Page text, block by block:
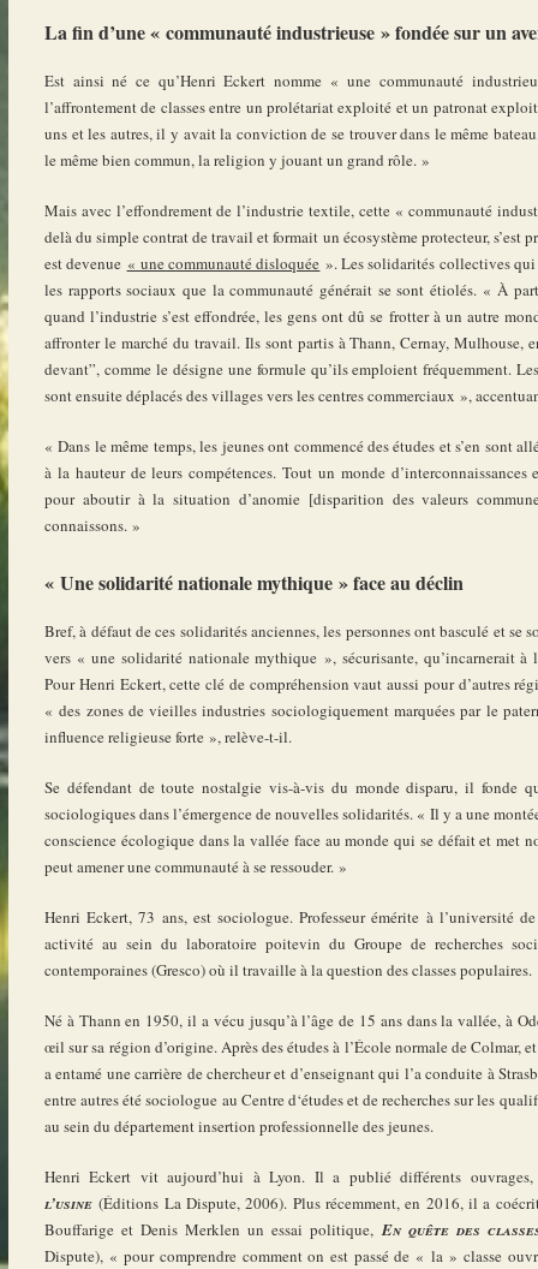
La fin d’une « communauté industrieuse » fondée sur un
Est ainsi né ce qu’Henri Eckert nomme « une communauté
l’affrontement de classes entre un prolétariat exploité et un patronat
uns et les autres, il y avait la conviction de se trouver dans le même
le même bien commun, la religion y jouant un grand rôle. »
Mais avec l’effondrement de l’industrie textile, cette « communauté
delà du simple contrat de travail et formait un écosystème protecteur, s’est
est devenue « une communauté disloquée ». Les solidarités collectives
les rapports sociaux que la communauté générait se sont étiolés. « À
quand l’industrie s’est effondrée, les gens ont dû se frotter à un autre
affronter le marché du travail. Ils sont partis à Thann, Cernay, Mulhouse,
devant”, comme le désigne une formule qu’ils emploient fréquemment.
sont ensuite déplacés des villages vers les centres commerciaux »,
« Dans le même temps, les jeunes ont commencé des études et s’en sont
à la hauteur de leurs compétences. Tout un monde d’interconnaissances
pour aboutir à la situation d’anomie [disparition des valeurs
connaissons. »
« Une solidarité nationale mythique » face au déclin
Bref, à défaut de ces solidarités anciennes, les personnes ont basculé et se
vers « une solidarité nationale mythique », sécurisante, qu’incarnerait à
Pour Henri Eckert, cette clé de compréhension vaut aussi pour d’autres
« des zones de vieilles industries sociologiquement marquées par le
influence religieuse forte », relève-t-il.
Se défendant de toute nostalgie vis-à-vis du monde disparu, il fonde
sociologiques dans l’émergence de nouvelles solidarités. « Il y a une
conscience écologique dans la vallée face au monde qui se défait et met
peut amener une communauté à se ressouder. »
Henri Eckert, 73 ans, est sociologue. Professeur émérite à l’université
activité au sein du laboratoire poitevin du Groupe de recherches
contemporaines (Gresco) où il travaille à la question des classes populaires.
Né à Thann en 1950, il a vécu jusqu’à l’âge de 15 ans dans la vallée, à
œil sur sa région d’origine. Après des études à l’École normale de Colmar,
a entamé une carrière de chercheur et d’enseignant qui l’a conduite à
entre autres été sociologue au Centre d‘études et de recherches sur les
au sein du département insertion professionnelle des jeunes.
Henri Eckert vit aujourd’hui à Lyon. Il a publié différents
l’usine (Éditions La Dispute, 2006). Plus récemment, en 2016, il a
Bouffarige et Denis Merklen un essai politique,En quête des
Dispute), « pour comprendre comment on est passé de « la » classe